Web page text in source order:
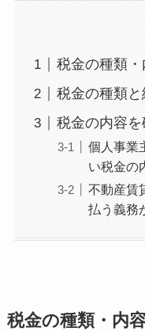
税金の種類
税金の種類
税金の内容を
個人事業
い税金の
不動産賃
払う義務
税金の種類・内